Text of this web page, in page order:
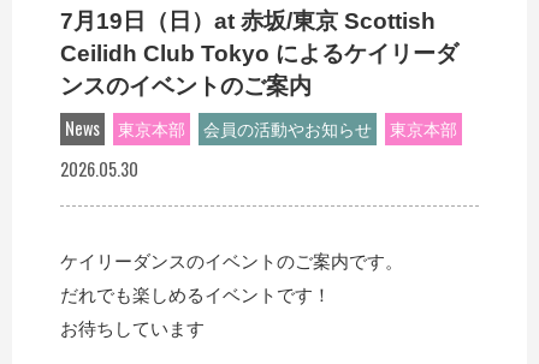
7月19日（日）at 赤坂/東京 Scottish
Ceilidh Club Tokyo によるケイリーダ
ンスのイベントのご案内
News
東京本部 会員の活動やお知らせ
東京本部
2026.05.30
ケイリーダンスのイベントのご案内です。
だれでも楽しめるイベントです！
お待ちしています